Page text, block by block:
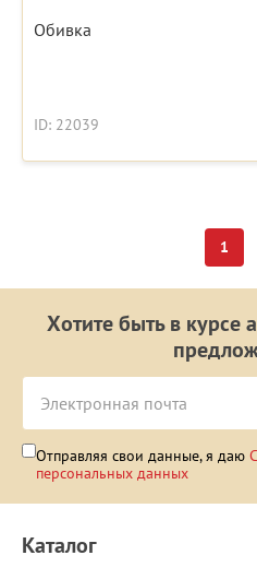
Обивка
ID: 22039
1
Хотите быть в курсе
Отправляя свои данные, я даю
персональных данных
Каталог